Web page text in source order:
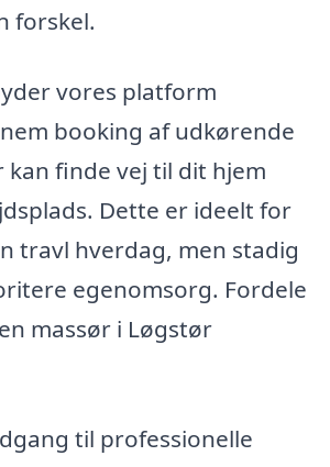
forskel.
vores platform
booking af udkørende
kan finde vej til dit hjem
Dette er ideelt for
travl hverdag, men stadig
egenomsorg. Fordele
massør i Løgstør
til professionelle